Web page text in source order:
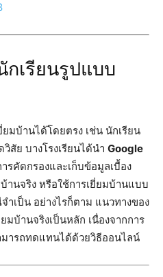
กเรียนรูปแบบ
มบ้านได้โดยตรง เช่น นักเรียน
สัย บางโรงเรียนได้นำ Google
รคัดกรองและเก็บข้อมูลเบื้อง
นจริง หรือใช้การเยี่ยมบ้านแบบ
เป็น อย่างไรก็ตาม แนวทางของ
มบ้านจริงเป็นหลัก เนื่องจากการ
ารถทดแทนได้ด้วยวิธีออนไลน์